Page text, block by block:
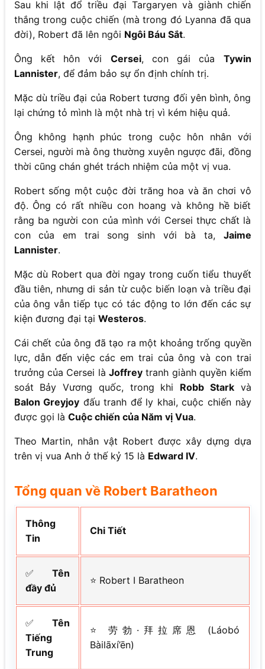
Sau khi lật đổ triều đại Targaryen và giành chiến
thắng trong cuộc chiến (mà trong đó Lyanna đã qua
đời), Robert đã lên ngôi Ngôi Báu Sắt.
Ông kết hôn với Cersei, con gái của Tywin
Lannister, để đảm bảo sự ổn định chính trị.
Mặc dù triều đại của Robert tương đối yên bình, ông
lại chứng tỏ mình là một nhà trị vì kém hiệu quả.
Ông không hạnh phúc trong cuộc hôn nhân với
Cersei, người mà ông thường xuyên ngược đãi, đồng
thời cũng chán ghét trách nhiệm của một vị vua.
Robert sống một cuộc đời trăng hoa và ăn chơi vô
độ. Ông có rất nhiều con hoang và không hề biết
rằng ba người con của mình với Cersei thực chất là
con của em trai song sinh với bà ta, Jaime
Lannister.
Mặc dù Robert qua đời ngay trong cuốn tiểu thuyết
đầu tiên, nhưng di sản từ cuộc biến loạn và triều đại
của ông vẫn tiếp tục có tác động to lớn đến các sự
kiện đương đại tại Westeros.
Cái chết của ông đã tạo ra một khoảng trống quyền
lực, dẫn đến việc các em trai của ông và con trai
trưởng của Cersei là Joffrey tranh giành quyền kiểm
soát Bảy Vương quốc, trong khi Robb Starkvà
Balon Greyjoy đấu tranh để ly khai, cuộc chiến này
được gọi là Cuộc chiến của Năm vị Vua.
Theo Martin, nhân vật Robert được xây dựng dựa
trên vị vua Anh ở thế kỷ 15 là Edward IV.
Tổng quan về Robert Baratheon
Thông
Tin
Chi Tiết
✅ Tên
đầy đủ
⭐ Robert I Baratheon
✅ Tên
Tiếng
Trung
⭐ 劳勃·拜拉席恩 (Láobó
Bàilāxí’ēn)